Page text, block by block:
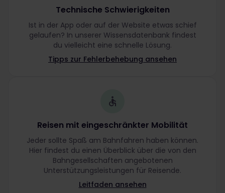
Technische Schwierigkeiten
Ist in der App oder auf der Website etwas schief
gelaufen? In unserer Wissensdatenbank findest
du vielleicht eine schnelle Lösung.
Tipps zur Fehlerbehebung ansehen
Reisen mit eingeschränkter Mobilität
Jeder sollte Spaß am Bahnfahren haben können.
Hier findest du einen Überblick über die von den
Bahngesellschaften angebotenen
Unterstützungsleistungen für Reisende.
Leitfaden ansehen